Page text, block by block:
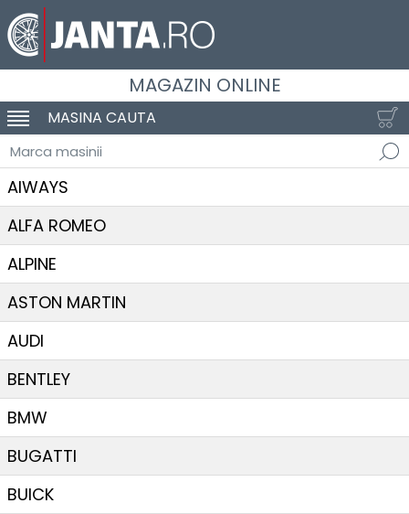
MAGAZIN ONLINE
SCHIMBA NAVIGAREA
MASINA CAUTA
Marca masinii
AIWAYS
ALFA ROMEO
ALPINE
ASTON MARTIN
AUDI
BENTLEY
BMW
BUGATTI
BUICK